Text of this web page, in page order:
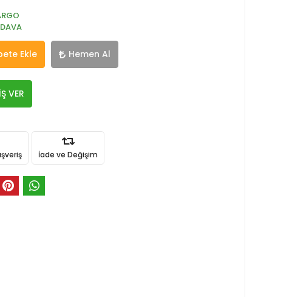
Ekle Hemen Al
VER
İade ve Değişim